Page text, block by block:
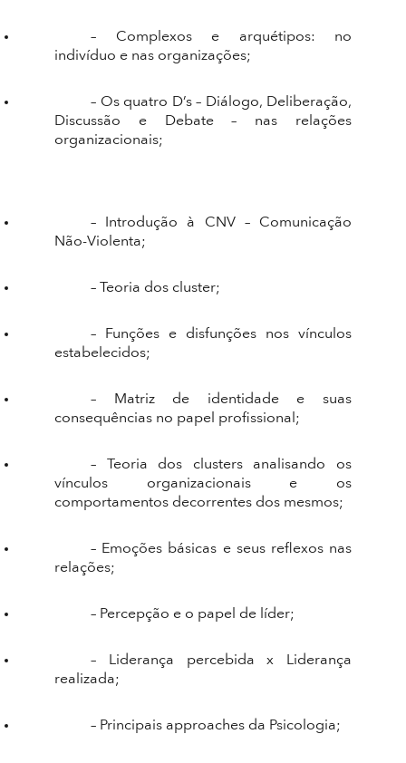
– Complexos e arquétipos: no
indivíduo e nas organizações;
– Os quatro D’s – Diálogo, Deliberação,
Discussão e Debate – nas relações
organizacionais;
– Introdução à CNV – Comunicação
Não-Violenta;
– Teoria dos cluster;
– Funções e disfunções nos vínculos
estabelecidos;
– Matriz de identidade e suas
consequências no papel profissional;
– Teoria dos clusters analisando os
vínculos organizacionais e os
comportamentos decorrentes dos mesmos;
– Emoções básicas e seus reflexos nas
relações;
– Percepção e o papel de líder;
– Liderança percebida x Liderança
realizada;
– Principais approaches da Psicologia;